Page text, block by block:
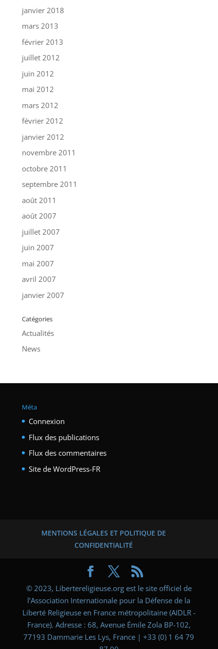
janvier 2018
mars 2013
février 2013
juillet 2012
juin 2012
mai 2012
mars 2012
février 2012
janvier 2012
novembre 2011
octobre 2011
septembre 2011
août 2011
août 2007
juillet 2007
juin 2007
mai 2007
avril 2007
janvier 2007
Catégories
Actualités
News
Méta
Connexion
Flux des publications
Flux des commentaires
Site de WordPress-FR
MENTIONS LÉGALES ET POLITIQUE DE
CONFIDENTIALITÉ
© 2023, Libertereligieuse.org est le site officiel de
l’Association Internationale pour la Défense de la
Liberté Religieuse en France métropolitaine (AIDLR -
France). Adresse : 68, Avenue Émile Zola BP-102,
77193 Dammarie Les Lys, France | +33 (0) 1 64 79